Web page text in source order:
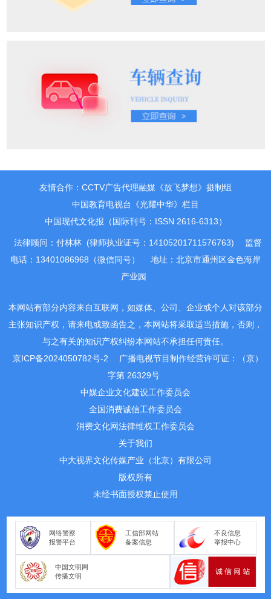
友情合作：CCTV广告代理融媒《放飞梦想》摄制组
中国教育电视台《光耀中华》栏目
中国现代文化报（国际刊号：ISSN 2616-6313）
法律顾问：付林林 (律师执业证号：14105201711576763)
监督
电话：13401086968（微信同号）
地址：北京市通州区金色海岸
产业园
本网站有部分内容来自互联网，如媒体、公司、企业或个人对该部分
主张知识产权，请来电或致函告之，本网站将采取适当措施，否则，
与之有关的知识产权纠纷本网站不承担任何责任。
京ICP备2024050782号-2
广播电视节目制作经营许可证：（京）
字第 26329号
中媒企业文化建设工作委员会
全国消费诚信工作委员会
消费文化网法律维权工作委员会
关于我们
中大视界文化传媒产业（北京）有限公司
版权所有
未经书面授权禁止使用
网络警察
报警平台
工信部网站
备案信息
不良信息
举报中心
中国文明网
传播文明